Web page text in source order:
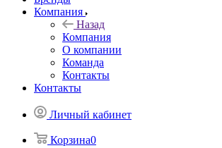
Компания
Назад
Компания
О компании
Команда
Контакты
Контакты
Личный кабинет
Корзина0